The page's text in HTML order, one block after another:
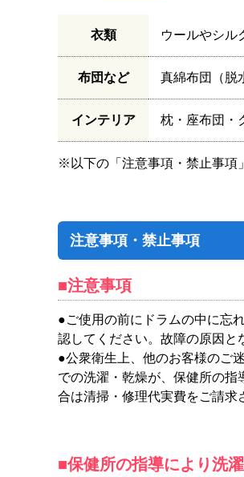
衣類 ウールやシル
布団など 真綿布団（脱
インテリア 枕・座布団・
※以下の「注意事項・禁止事項
注意事項・禁止事項
■注意事項
●ご使用の前にドラムの中に忘
認してください。故障の原因と
●公衆衛生上、他のお客様のご
での洗濯・乾燥が、保健所の
合は清掃・修理代実費をご請求
■保健所の指導により洗